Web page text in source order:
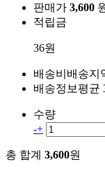
판매가 3,600
적립금
36원
배송비 배송지
배송정보평균
수량
-+
총 합계 3,600원